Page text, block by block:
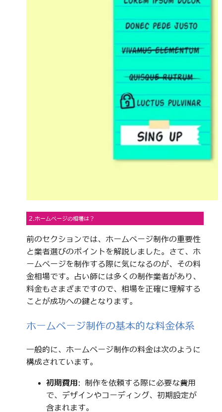
2.ホームページの相場は？
前のセクションでは、ホームページ制作の重要性
と業者選びのポイントを解説しました。さて、ホ
ームページを制作する際に気になるのが、その料
金相場です。占い師には多くの制作業者があり、
料金もさまざまですので、相場を正確に理解する
ことが成功への鍵となります。
ホームページ制作の基本的な料金体系
一般的に、ホームページ制作の料金は次のように
構成されています。
初期費用: 制作を依頼する際に必要な費用
で、デザインやコーディング、初期設定が
含まれます。